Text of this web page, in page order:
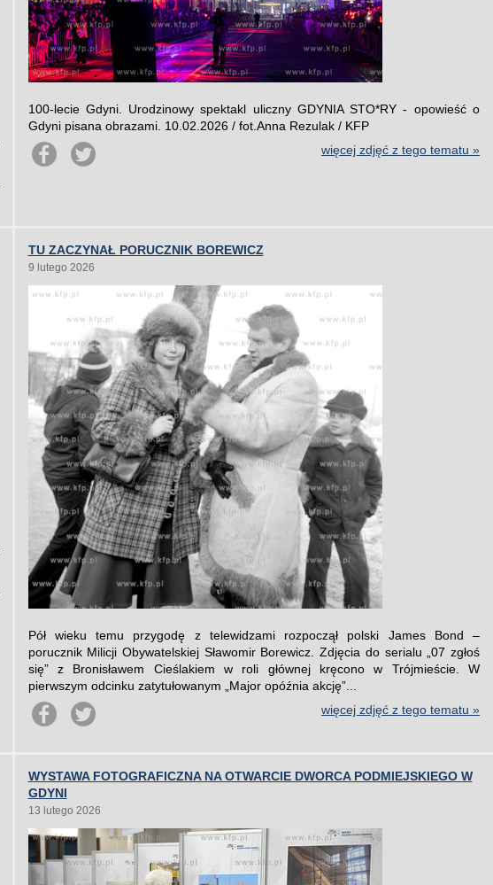
100-lecie Gdyni. Urodzinowy spektakl uliczny GDYNIA STO*RY - opowieść o
Gdyni pisana obrazami. 10.02.2026 / fot.Anna Rezulak / KFP
więcej zdjęć z tego tematu »
TU ZACZYNAŁ PORUCZNIK BOREWICZ
9 lutego 2026
Pół wieku temu przygodę z telewidzami rozpoczął polski James Bond –
porucznik Milicji Obywatelskiej Sławomir Borewicz. Zdjęcia do serialu „07 zgłoś
się” z Bronisławem Cieślakiem w roli głównej kręcono w Trójmieście. W
pierwszym odcinku zatytułowanym „Major opóźnia akcję”...
więcej zdjęć z tego tematu »
WYSTAWA FOTOGRAFICZNA NA OTWARCIE DWORCA PODMIEJSKIEGO W
GDYNI
13 lutego 2026